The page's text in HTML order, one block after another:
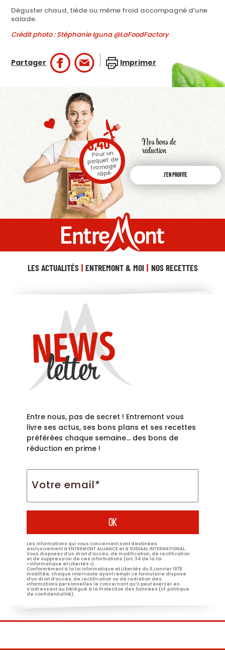
Déguster chaud, tiède ou même froid accompagné d’une
salade.
Crédit photo : Stéphanie Iguna @LaFoodFactory
Partager Imprimer
0,40€
Pour un
paquet de
fromage
râpé
Nos bons de
réduction
J'en profite
LES ACTUALITÉS ENTREMONT & MOI NOS RECETTES
Entre nous, pas de secret ! Entremont vous
livre ses actus, ses bons plans et ses recettes
préférées chaque semaine… des bons de
réduction en prime !
email*
Les informations qui vous concernent sont destinées
exclusivement à ENTREMONT ALLIANCE et à SODIAAL INTERNATIONAL.
Vous disposez d’un droit d’accès, de modification, de rectification
et de suppression de ces informations (art. 34 de la loi
« Informatique et Libertés »).
Conformément à la loi Informatique et Libertés du 6 Janvier 1978
modifiée, chaque internaute ayant rempli ce formulaire dispose
d’un droit d’accès, de rectification ou de radiation des
informations personnelles le concernant qu’il peut exercer en
s’adressant au Délégué à la Protection des Données (cf. politique
de confidentialité).